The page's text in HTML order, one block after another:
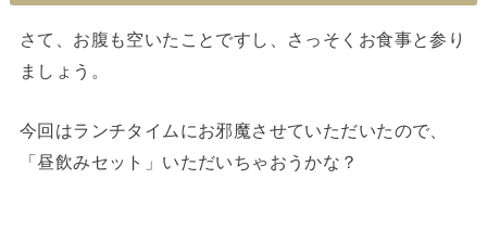
さて、お腹も空いたことですし、さっそくお食事と参り
ましょう。
今回はランチタイムにお邪魔させていただいたので、
「昼飲みセット」いただいちゃおうかな？